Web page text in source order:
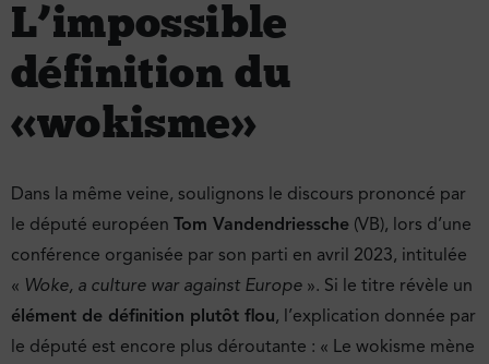
L’impossible
définition du
« wokisme »
Dans la même veine, soulignons le discours prononcé par
le député européen Tom Vandendriessche (VB), lors d’une
conférence organisée par son parti en avril 2023, intitulée
« Woke, a culture war against Europe ». Si le titre révèle un
élément de définition plutôt flou, l’explication donnée par
le député est encore plus déroutante : « Le wokisme mène